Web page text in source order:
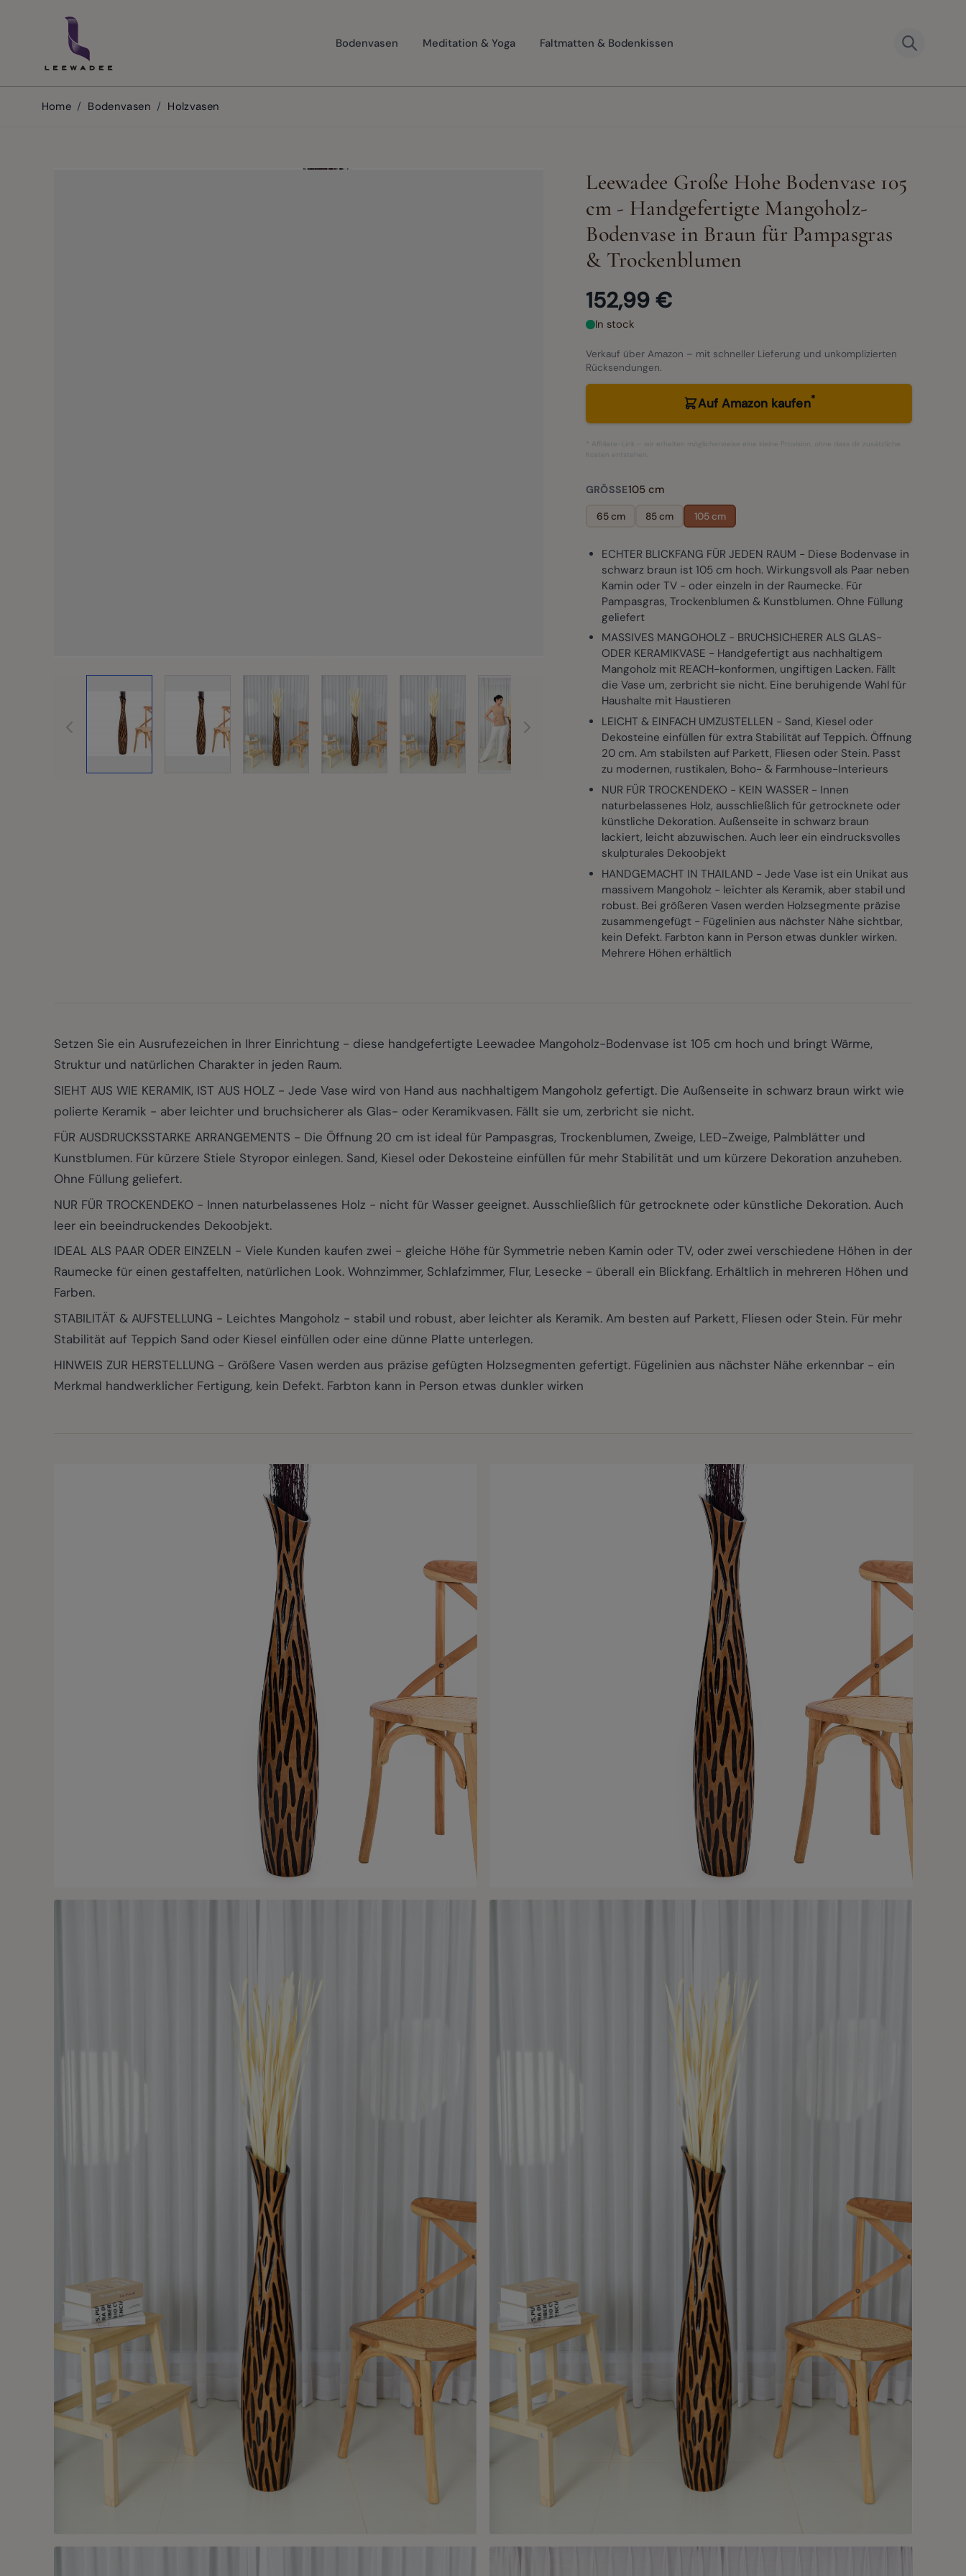
Bodenvasen Meditation & Yoga Faltmatten & Bodenkissen
Home / Bodenvasen / Holzvasen
View larger imageView larger image
View larger imageView larger imageView larger imageView larger imageView larger imageView
Leewadee Große Hohe Bodenvase 105
cm - Handgefertigte Mangoholz-
Bodenvase in Braun für Pampasgras
& Trockenblumen
152,99 €
In stock
Verkauf über Amazon – mit schneller Lieferung und unkomplizierten
Rücksendungen.
Auf Amazon kaufen*
* Affiliate-Link – wir erhalten möglicherweise eine kleine Provision, ohne dass dir zusätzliche
Kosten entstehen.
GRÖSSE105 cm
65 cm 85 cm 105 cm
ECHTER BLICKFANG FÜR JEDEN RAUM - Diese Bodenvase in
schwarz braun ist 105 cm hoch. Wirkungsvoll als Paar neben
Kamin oder TV - oder einzeln in der Raumecke. Für
Pampasgras, Trockenblumen & Kunstblumen. Ohne Füllung
geliefert
MASSIVES MANGOHOLZ - BRUCHSICHERER ALS GLAS-
ODER KERAMIKVASE - Handgefertigt aus nachhaltigem
Mangoholz mit REACH-konformen, ungiftigen Lacken. Fällt
die Vase um, zerbricht sie nicht. Eine beruhigende Wahl für
Haushalte mit Haustieren
LEICHT & EINFACH UMZUSTELLEN - Sand, Kiesel oder
Dekosteine einfüllen für extra Stabilität auf Teppich. Öffnung
20 cm. Am stabilsten auf Parkett, Fliesen oder Stein. Passt
zu modernen, rustikalen, Boho- & Farmhouse-Interieurs
NUR FÜR TROCKENDEKO - KEIN WASSER - Innen
naturbelassenes Holz, ausschließlich für getrocknete oder
künstliche Dekoration. Außenseite in schwarz braun
lackiert, leicht abzuwischen. Auch leer ein eindrucksvolles
skulpturales Dekoobjekt
HANDGEMACHT IN THAILAND - Jede Vase ist ein Unikat aus
massivem Mangoholz - leichter als Keramik, aber stabil und
robust. Bei größeren Vasen werden Holzsegmente präzise
zusammengefügt - Fügelinien aus nächster Nähe sichtbar,
kein Defekt. Farbton kann in Person etwas dunkler wirken.
Mehrere Höhen erhältlich
Setzen Sie ein Ausrufezeichen in Ihrer Einrichtung - diese handgefertigte Leewadee Mangoholz-Bodenvase ist 105 cm hoch und bringt Wärme,
Struktur und natürlichen Charakter in jeden Raum.
SIEHT AUS WIE KERAMIK, IST AUS HOLZ - Jede Vase wird von Hand aus nachhaltigem Mangoholz gefertigt. Die Außenseite in schwarz braun wirkt wie
polierte Keramik - aber leichter und bruchsicherer als Glas- oder Keramikvasen. Fällt sie um, zerbricht sie nicht.
FÜR AUSDRUCKSSTARKE ARRANGEMENTS - Die Öffnung 20 cm ist ideal für Pampasgras, Trockenblumen, Zweige, LED-Zweige, Palmblätter und
Kunstblumen. Für kürzere Stiele Styropor einlegen. Sand, Kiesel oder Dekosteine einfüllen für mehr Stabilität und um kürzere Dekoration anzuheben.
Ohne Füllung geliefert.
NUR FÜR TROCKENDEKO - Innen naturbelassenes Holz - nicht für Wasser geeignet. Ausschließlich für getrocknete oder künstliche Dekoration. Auch
leer ein beeindruckendes Dekoobjekt.
IDEAL ALS PAAR ODER EINZELN - Viele Kunden kaufen zwei - gleiche Höhe für Symmetrie neben Kamin oder TV, oder zwei verschiedene Höhen in der
Raumecke für einen gestaffelten, natürlichen Look. Wohnzimmer, Schlafzimmer, Flur, Lesecke - überall ein Blickfang. Erhältlich in mehreren Höhen und
Farben.
STABILITÄT & AUFSTELLUNG - Leichtes Mangoholz - stabil und robust, aber leichter als Keramik. Am besten auf Parkett, Fliesen oder Stein. Für mehr
Stabilität auf Teppich Sand oder Kiesel einfüllen oder eine dünne Platte unterlegen.
HINWEIS ZUR HERSTELLUNG - Größere Vasen werden aus präzise gefügten Holzsegmenten gefertigt. Fügelinien aus nächster Nähe erkennbar - ein
Merkmal handwerklicher Fertigung, kein Defekt. Farbton kann in Person etwas dunkler wirken